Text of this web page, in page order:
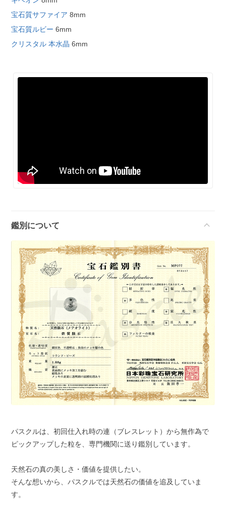
宝石質サファイア 8mm
宝石質ルビー 6mm
クリスタル 本水晶 6mm
鑑別について
パスクルは、初回仕入れ時の連（ブレスレット）から無作為で
ピックアップした粒を、専門機関に送り鑑別しています。
天然石の真の美しさ・価値を提供したい。
そんな想いから、パスクルでは天然石の価値を追及していま
す。